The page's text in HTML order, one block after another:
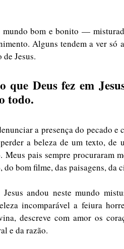
mundo bom e bonito —
Alguns tendem a ver só
Jesus.
que Deus fez em
todo.
a presença do pecado e
a beleza de um texto,
pais sempre procuraram
do bom filme, das paisagens,
andou neste mundo
incomparável a feiura
descreve com amor os
e da razão.